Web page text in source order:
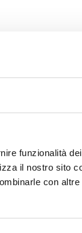
funzionalità
il nostro sito
con